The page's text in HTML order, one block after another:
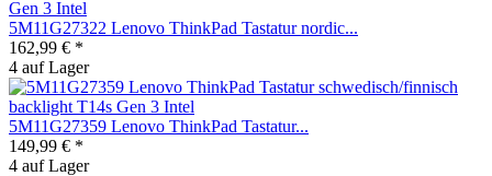
5M11G27322 Lenovo ThinkPad Tastatur nordic...
162,99 € *
4 auf Lager
5M11G27359 Lenovo ThinkPad Tastatur...
149,99 € *
4 auf Lager